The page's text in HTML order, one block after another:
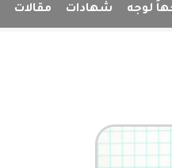
لوجه شهادات مقالات